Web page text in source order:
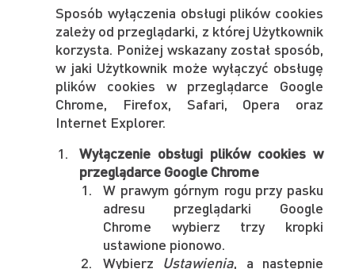
Sposób wyłączenia obsługi plików cookies
zależy od przeglądarki, z której Użytkownik
korzysta. Poniżej wskazany został sposób,
w jaki Użytkownik może wyłączyć obsługę
plików cookies w przeglądarce Google
Chrome, Firefox, Safari, Opera oraz
Internet Explorer.
Wyłączenie obsługi plików cookies w
przeglądarce Google Chrome
W prawym górnym rogu przy pasku
adresu przeglądarki Google
Chrome wybierz trzy kropki
ustawione pionowo.
Wybierz Ustawienia, a następnie